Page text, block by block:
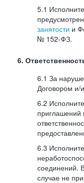
5.1
занятости и
№ 152-ФЗ.
6.
6.1 За
Договором и/
6.2
приглашений
6.3
соединений.
случае не